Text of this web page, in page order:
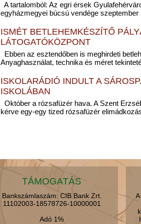
A tartalomból: Az egri érsek
egyházmegyei búcsú vendége
ISMÉT BETLEHEMKÉSZÍTŐ
LÁTOGATÓKÖZPONT
Ebben az esztendőben is meghirdeti
Anyaghasználat, technika és méret
ISKOLARÁDIÓ INDULT A
ISKOLÁBAN
Október a rózsafüzér hava. A Szent
kérve egy-egy tized rózsafüzér
TÁMOGATÁS
Bankszámlaszám: CIB Bank Zrt.
11102003-18578726-10000001
Adó 1%